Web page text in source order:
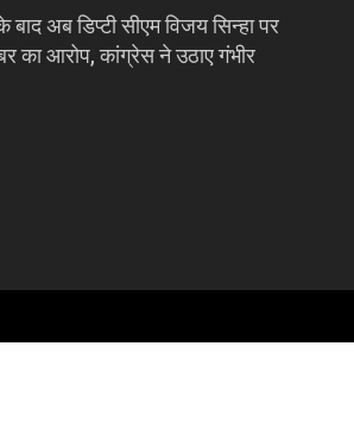
अब डिप्टी सीएम विजय सिन्हा पर
का आरोप, कांग्रेस ने उठाए गंभीर